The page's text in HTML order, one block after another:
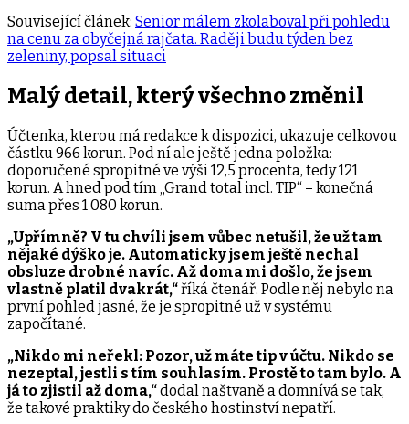
Související článek: Senior málem zkolaboval při pohledu
na cenu za obyčejná rajčata. Raději budu týden bez
zeleniny, popsal situaci
Malý detail, který všechno změnil
Účtenka, kterou má redakce k dispozici, ukazuje celkovou
částku 966 korun. Pod ní ale ještě jedna položka:
doporučené spropitné ve výši 12,5 procenta, tedy 121
korun. A hned pod tím „Grand total incl. TIP“ – konečná
suma přes 1 080 korun.
„Upřímně? V tu chvíli jsem vůbec netušil, že už tam
nějaké dýško je. Automaticky jsem ještě nechal
obsluze drobné navíc. Až doma mi došlo, že jsem
vlastně platil dvakrát,“říká čtenář. Podle něj nebylo na
první pohled jasné, že je spropitné už v systému
započítané.
„Nikdo mi neřekl: Pozor, už máte tip v účtu. Nikdo se
nezeptal, jestli s tím souhlasím. Prostě to tam bylo. A
já to zjistil až doma,“dodal naštvaně a domnívá se tak,
že takové praktiky do českého hostinství nepatří.